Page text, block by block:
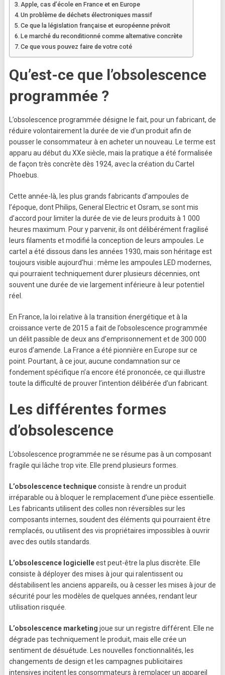
Apple, cas d’école en France et en Europe
Un problème de déchets électroniques massif
Ce que la législation française et européenne prévoit
Le marché du reconditionné comme alternative concrète
Ce que vous pouvez faire de votre coté
Qu’est-ce que l’obsolescence
programmée ?
L’obsolescence programmée désigne le fait, pour un fabricant, de
réduire volontairement la durée de vie d’un produit afin de
pousser le consommateur à en acheter un nouveau. Le terme est
apparu au début du XXe siècle, mais la pratique a été formalisée
de façon très concrète dès 1924, avec la création du Cartel
Phoebus.
Cette année-là, les plus grands fabricants d’ampoules de
l’époque, dont Philips, General Electric et Osram, se sont mis
d’accord pour limiter la durée de vie de leurs produits à 1 000
heures maximum. Pour y parvenir, ils ont délibérément fragilisé
leurs filaments et modifié la conception de leurs ampoules. Le
cartel a été dissous dans les années 1930, mais son héritage est
toujours visible aujourd’hui : même les ampoules LED modernes,
qui pourraient techniquement durer plusieurs décennies, ont
souvent une durée de vie largement inférieure à leur potentiel
réel.
En France, la loi relative à la transition énergétique et à la
croissance verte de 2015 a fait de l’obsolescence programmée
un délit passible de deux ans d’emprisonnement et de 300 000
euros d’amende. La France a été pionnière en Europe sur ce
point. Pourtant, à ce jour, aucune condamnation sur ce
fondement spécifique n’a encore été prononcée, ce qui illustre
toute la difficulté de prouver l’intention délibérée d’un fabricant.
Les différentes formes
d’obsolescence
L’obsolescence programmée ne se résume pas à un composant
fragile qui lâche trop vite. Elle prend plusieurs formes.
L’obsolescence techniqueconsiste à rendre un produit
irréparable ou à bloquer le remplacement d’une pièce essentielle.
Les fabricants utilisent des colles non réversibles sur les
composants internes, soudent des éléments qui pourraient être
remplacés, ou utilisent des vis propriétaires impossibles à ouvrir
avec des outils standards.
L’obsolescence logicielleest peut-être la plus discrète. Elle
consiste à déployer des mises à jour qui ralentissent ou
déstabilisent les anciens appareils, ou à cesser les mises à jour de
sécurité pour les modèles de quelques années, rendant leur
utilisation risquée.
L’obsolescence marketing joue sur un registre différent. Elle ne
dégrade pas techniquement le produit, mais elle crée un
sentiment de désuétude. Les nouvelles fonctionnalités, les
changements de design et les campagnes publicitaires
intensives incitent les consommateurs à remplacer un appareil